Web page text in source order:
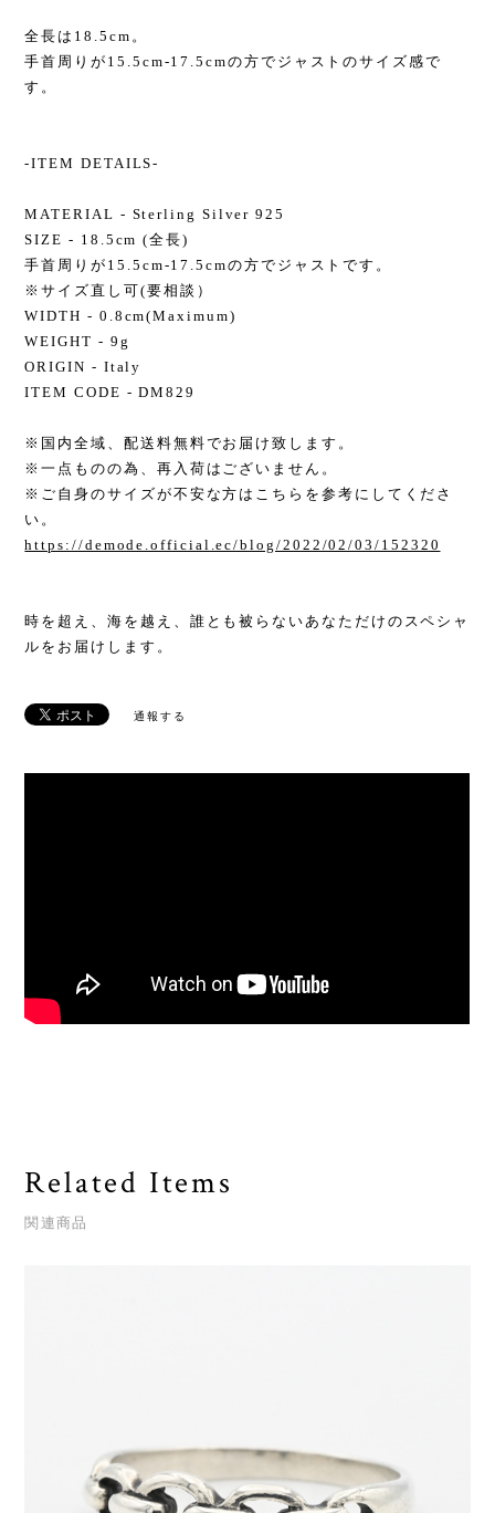
全長は18.5cm。
手首周りが15.5cm-17.5cmの方でジャストのサイズ感で
す。
-ITEM DETAILS-
MATERIAL - Sterling Silver 925
SIZE - 18.5cm (全長)
手首周りが15.5cm-17.5cmの方でジャストです。
※サイズ直し可(要相談）
WIDTH - 0.8cm(Maximum)
WEIGHT - 9g
ORIGIN - Italy
ITEM CODE - DM829
※国内全域、配送料無料でお届け致します。
※一点ものの為、再入荷はございません。
※ご自身のサイズが不安な方はこちらを参考にしてくださ
い。
https://demode.official.ec/blog/2022/02/03/152320
時を超え、海を越え、誰とも被らないあなただけのスペシャ
ルをお届けします。
通報する
Related Items
関連商品